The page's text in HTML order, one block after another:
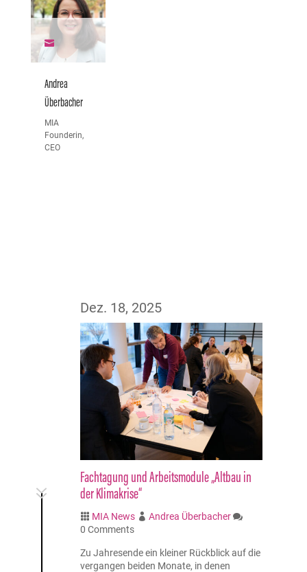

Andrea
Überbacher
MIA
Founderin,
CEO
7
Dez. 18, 2025
Fachtagung und Arbeitsmodule „Altbau in
der Klimakrise“
 MIA News  Andrea Überbacher 
0 Comments
Zu Jahresende ein kleiner Rückblick auf die
vergangen beiden Monate, in denen